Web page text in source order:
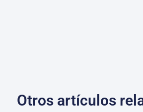
Otros artículos